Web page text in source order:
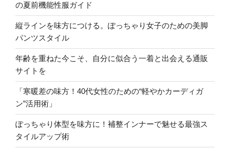
の夏前機能性服ガイド
縦ラインを味方につける。ぽっちゃり女子のための美脚
パンツスタイル
年齢を重ねた今こそ、自分に似合う一着と出会える通販
サイトを
「寒暖差の味方！40代女性のための“軽やかカーディガ
ン”活用術」
ぽっちゃり体型を味方に！補整インナーで魅せる最強ス
タイルアップ術